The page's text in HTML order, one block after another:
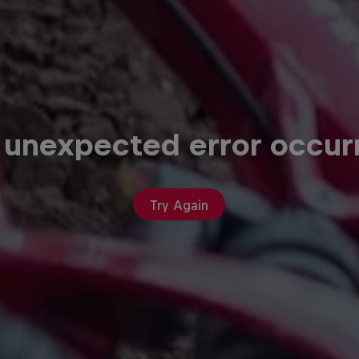
error
Try Again